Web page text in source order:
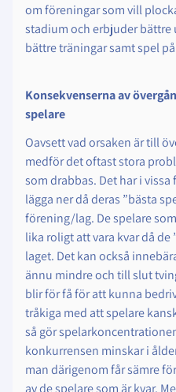
om föreningar som vill
stadium och erbjuder bättre
bättre träningar samt spel
Konsekvenserna av
spelare
Oavsett vad orsaken är till
medför det oftast stora
som drabbas. Det har i
lägga ner då deras ”bästa
förening/lag. De spelare
lika roligt att vara kvar då
laget. Det kan också
ännu mindre och till slut
blir för få för att kunna
tråkiga med att spelare
så gör
konkurrensen minskar i
man därigenom får sämre
av de spelare som är kvar.